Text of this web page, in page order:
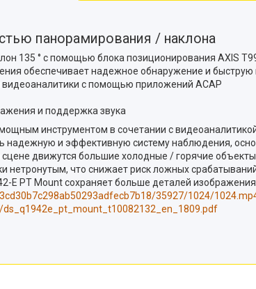
панорамирования / наклона
135 ° с помощью блока позиционирования AXIS
обеспечивает надежное обнаружение и быструю
с помощью приложений ACAP
и поддержка звука
инструментом в сочетании с
надежную и эффективную систему наблюдения,
движутся большие холодные / горячие
нетронутым, что снижает риск ложных
E PT Mount сохраняет больше деталей
35927/1024/